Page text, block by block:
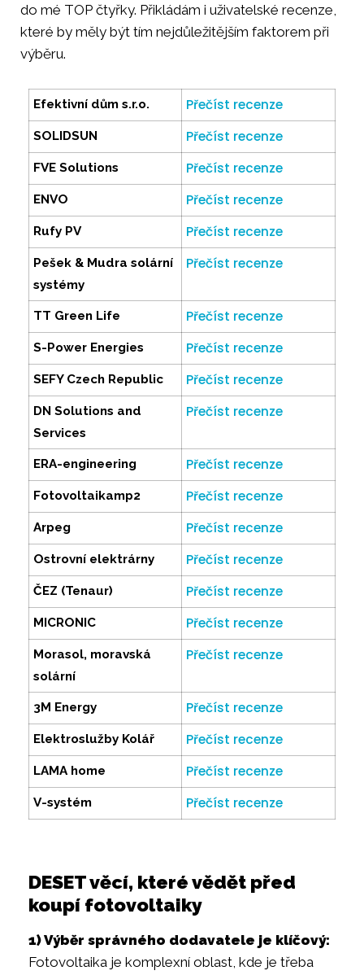
do mé TOP čtyřky. Přikládám i uživatelské recenze,
které by měly být tím nejdůležitějším faktorem při
výběru.
Efektivní dům s.r.o. Přečíst recenze
SOLIDSUN Přečíst recenze
FVE Solutions Přečíst recenze
ENVO Přečíst recenze
Rufy PV Přečíst recenze
Pešek & Mudra solární
systémy
Přečíst recenze
TT Green Life Přečíst recenze
S-Power Energies Přečíst recenze
SEFY Czech Republic Přečíst recenze
DN Solutions and
Services
Přečíst recenze
ERA-engineering Přečíst recenze
Fotovoltaikamp2 Přečíst recenze
Arpeg Přečíst recenze
Ostrovní elektrárny Přečíst recenze
ČEZ (Tenaur) Přečíst recenze
MICRONIC Přečíst recenze
Morasol, moravská
solární
Přečíst recenze
3M Energy Přečíst recenze
Elektroslužby Kolář Přečíst recenze
LAMA home Přečíst recenze
V-systém Přečíst recenze
DESET věcí, které vědět před
koupí fotovoltaiky
1) Výběr správného dodavatele je klíčový:
Fotovoltaika je komplexní oblast, kde je třeba